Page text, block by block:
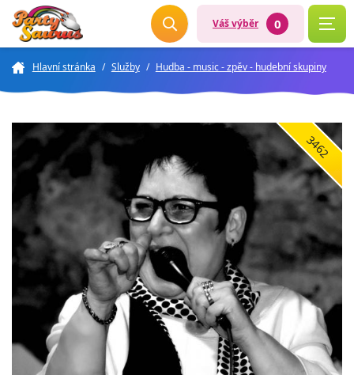
Váš výběr 0
Hlavní stránka / Služby / Hudba - music - zpěv - hudební skupiny
3462